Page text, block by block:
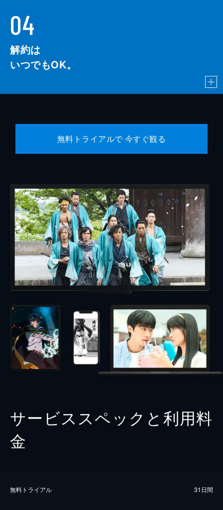
04
解約は
いつでもOK。
無料トライアルで 今すぐ観る
サービススペックと利用料
金
無料トライアル 31日間